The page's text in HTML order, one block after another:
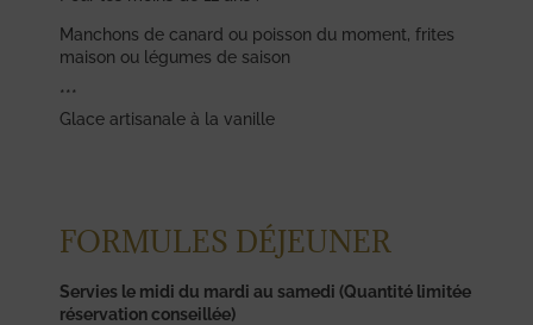
Manchons de canard ou poisson du moment, frites
maison ou légumes de saison
***
Glace artisanale à la vanille
FORMULES DÉJEUNER
Servies le midi du mardi au samedi (Quantité limitée
réservation conseillée)